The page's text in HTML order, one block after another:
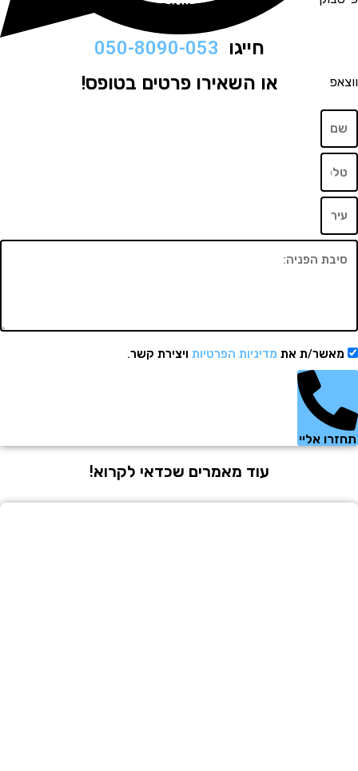
לתיאום ויצירת קשר
חייגו050-8090-053
או השאירו פרטים בטופס!
ת אתמדיניות הפרטיותויצירת קשר.
אליי
עוד מאמרים שכדאי לקרוא!